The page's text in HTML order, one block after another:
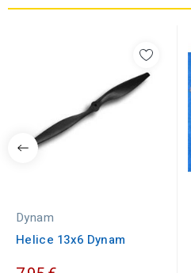
Dynam
Helice 13x6 Dynam